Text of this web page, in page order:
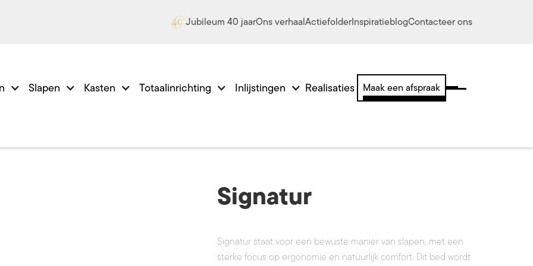
Jubileum 40 jaarOns verhaalActiefolderInspiratieblogContacteer ons
Slapen Kasten Totaalinrichting Inlijstingen Realisaties Maak een afspraak
Signatur
Signatur staat voor een bewuste manier van slapen, met een
sterke focus op ergonomie en natuurlijk comfort. Dit bed wordt